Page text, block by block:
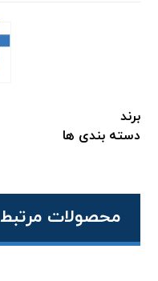
برند
دسته بندی ها
محصولات مرتبط